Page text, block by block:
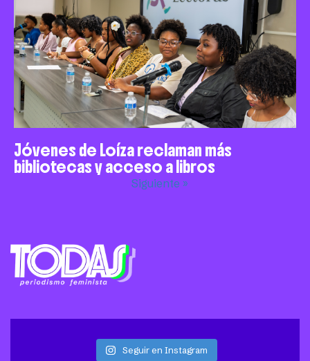
Jóvenes de Loíza reclaman más
bibliotecas y acceso a libros
Siguiente »
Seguir en Instagram